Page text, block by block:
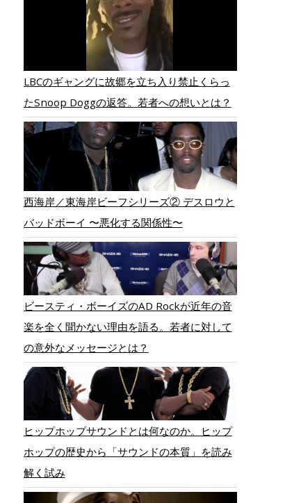
LBCのギャングに故郷を立ち入り禁止くらっ
たSnoop Doggの返答。若者への想いとは？
西海岸／東海岸ビーフシリーズ② デスロウと
バッドボーイ 〜悪化する関係性〜
ビースティ・ボーイズのAD Rockが近年の音
楽を全く聞かない理由を語る。若者に対して
の意外なメッセージとは？
ヒップホップサウンドとは何なのか。ヒップ
ホップの歴史から「サウンドの本質」を読み
解く試み